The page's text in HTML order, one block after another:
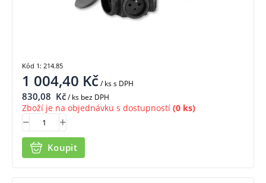
1 004,40 Kč/ kss DPH
830,08 Kč/ ks bez DPH
Zboží je na objednávku s dostupností (0 ks)
Koupit
Kód 1: 214.85